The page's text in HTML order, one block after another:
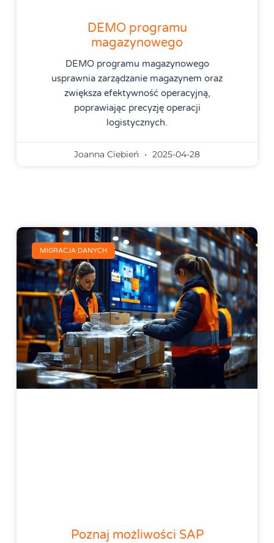
DEMO programu
magazynowego
DEMO programu magazynowego
usprawnia zarządzanie magazynem oraz
zwiększa efektywność operacyjną,
poprawiając precyzję operacji
logistycznych.
Joanna Ciebień 2025-04-28
MIGRACJA DANYCH
Poznaj możliwości SAP